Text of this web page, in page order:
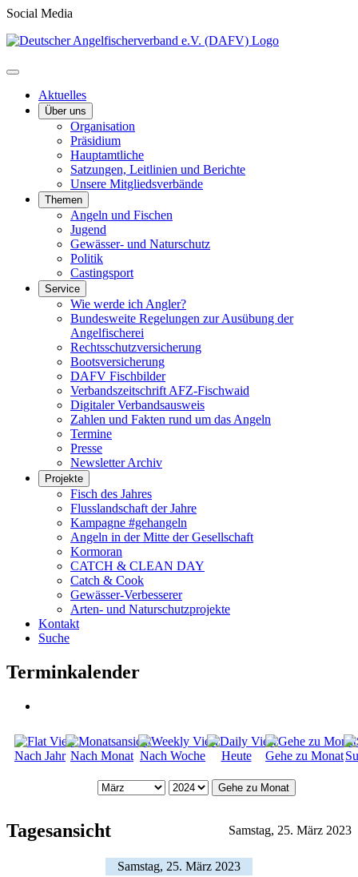
Social Media
Aktuelles
Über uns
Organisation
Präsidium
Hauptamtliche
Satzungen, Leitlinien und Berichte
Unsere Mitgliedsverbände
Themen
Angeln und Fischen
Jugend
Gewässer- und Naturschutz
Politik
Castingsport
Service
Wie werde ich Angler?
Bundesweite Regelungen zur Ausübung der
Angelfischerei
Rechtsschutzversicherung
Bootsversicherung
DAFV Fischbilder
Verbandszeitschrift AFZ-Fischwaid
Digitaler Verbandsausweis
Zahlen und Fakten rund um das Angeln
Termine
Presse
Newsletter Archiv
Projekte
Fisch des Jahres
Flusslandschaft der Jahre
Kampagne #gehangeln
Angeln in der Mitte der Gesellschaft
Kormoran
CATCH & CLEAN DAY
Catch & Cook
Gewässer-Verbesserer
Arten- und Naturschutzprojekte
Kontakt
Suche
Terminkalender
Nach Jahr Nach Monat Nach Woche Heute Gehe zu Monat
Gehe zu Monat
Tagesansicht Samstag, 25. März 2023
Samstag, 25. März 2023